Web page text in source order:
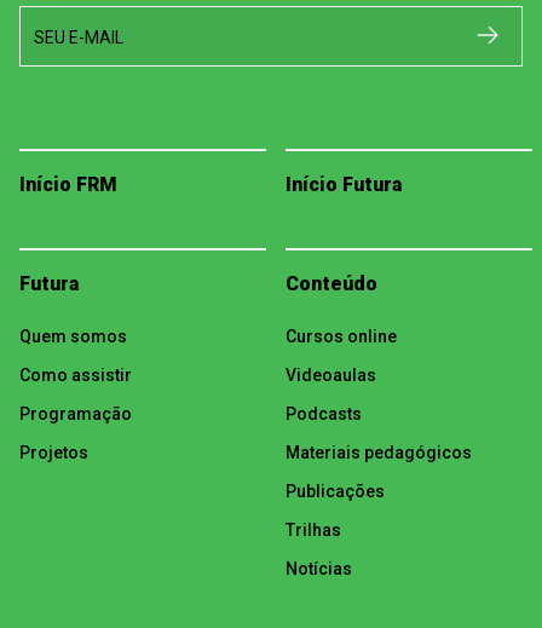
SEU E-MAIL
Início FRM Início Futura
Futura
Quem somos
Como assistir
Programação
Projetos
Conteúdo
Cursos online
Videoaulas
Podcasts
Materiais pedagógicos
Publicações
Trilhas
Notícias